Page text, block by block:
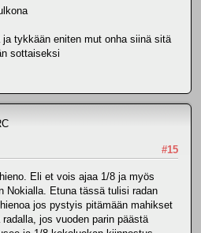
tykkään eniten mut onha siinä sitä
sottaiseksi
#15
Eli et vois ajaa 1/8 ja myös
Nokialla. Etuna tässä tulisi radan
jos pystyis pitämään mahikset
jos vuoden parin päästä